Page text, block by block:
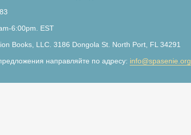
6:00pm. EST
Books, LLC. 3186 Dongola St. North Port, FL 34291
направляйте по адресу: info@spasenie.org